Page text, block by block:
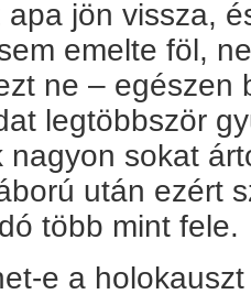
jön vissza,
emelte föl,
ne – egészen
legtöbbször
nagyon sokat
után ezért
több mint fele.
e a